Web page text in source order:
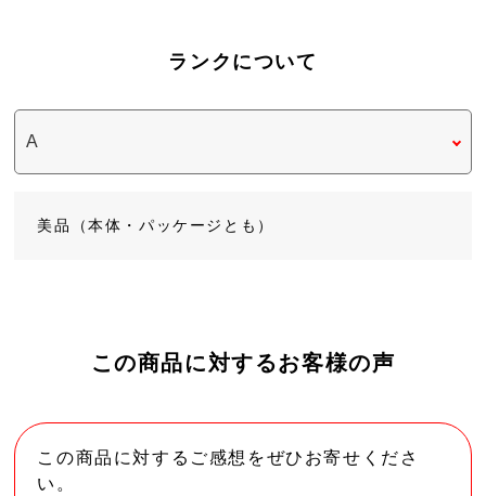
ランクについて
美品（本体・パッケージとも）
この商品に対するお客様の声
この商品に対するご感想をぜひお寄せくださ
い。